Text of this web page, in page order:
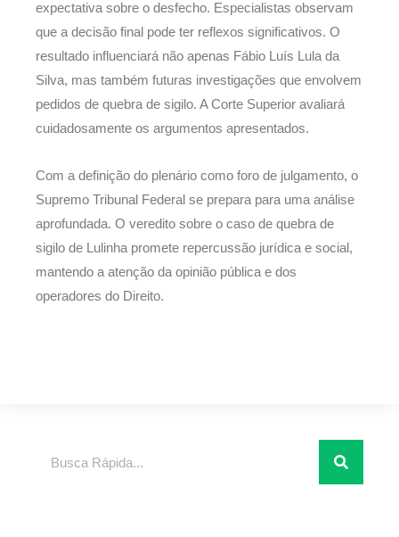
expectativa sobre o desfecho. Especialistas observam
que a decisão final pode ter reflexos significativos. O
resultado influenciará não apenas Fábio Luís Lula da
Silva, mas também futuras investigações que envolvem
pedidos de quebra de sigilo. A Corte Superior avaliará
cuidadosamente os argumentos apresentados.
Com a definição do plenário como foro de julgamento, o
Supremo Tribunal Federal se prepara para uma análise
aprofundada. O veredito sobre o caso de quebra de
sigilo de Lulinha promete repercussão jurídica e social,
mantendo a atenção da opinião pública e dos
operadores do Direito.